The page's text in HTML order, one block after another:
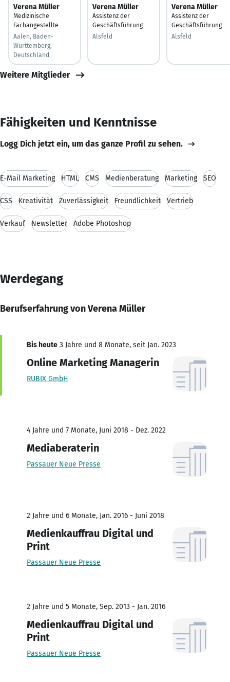
Verena Müller
Medizinische
Fachangestellte
Aalen, Baden-
Wurttemberg,
Deutschland
Verena Müller
Assistenz der
Geschäftsführung
Alsfeld
Verena Müller
Assistenz der
Geschäftsführung
Alsfeld
Weitere Mitglieder
Fähigkeiten und Kenntnisse
Logg Dich jetzt ein, um das ganze Profil zu sehen.
E-Mail Marketing HTML CMS Medienberatung Marketing SEO
CSS Kreativität Zuverlässigkeit Freundlichkeit Vertrieb
Verkauf Newsletter Adobe Photoshop
Werdegang
Berufserfahrung von Verena Müller
Bis heute 3 Jahre und 8 Monate, seit Jan. 2023
Online Marketing Managerin
RUBIX GmbH
4 Jahre und 7 Monate, Juni 2018 - Dez. 2022
Mediaberaterin
Passauer Neue Presse
2 Jahre und 6 Monate, Jan. 2016 - Juni 2018
Medienkauffrau Digital und
Print
Passauer Neue Presse
2 Jahre und 5 Monate, Sep. 2013 - Jan. 2016
Medienkauffrau Digital und
Print
Passauer Neue Presse